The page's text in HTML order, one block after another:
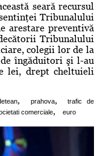
seară recursul
Tribunalului
arestare preventivă
Tribunalului
colegii lor de la
îngăduitori şi l-au
lei, drept cheltuieli
, prahova,
trafic de
comerciale, euro